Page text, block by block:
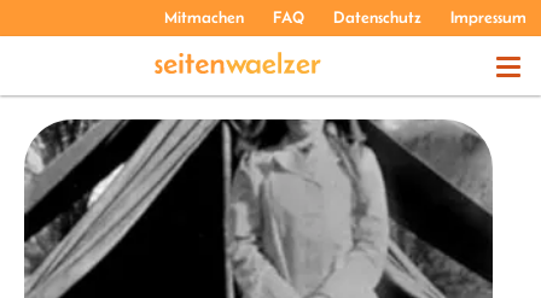
Mitmachen FAQ Datenschutz Impressum
THEMEN
PODCASTS
ÜBER UNS